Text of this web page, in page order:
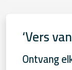
‘Vers
Ontvang